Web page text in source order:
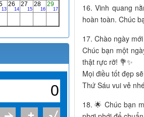
16. Vinh quang
hoàn toàn. Chúc
17. Chào ngày
Chúc bạn một
thật rực rỡ! 💐✨
Mọi điều tốt đẹp
Thứ Sáu vui vẻ
18. 🌟 Chúc bạn